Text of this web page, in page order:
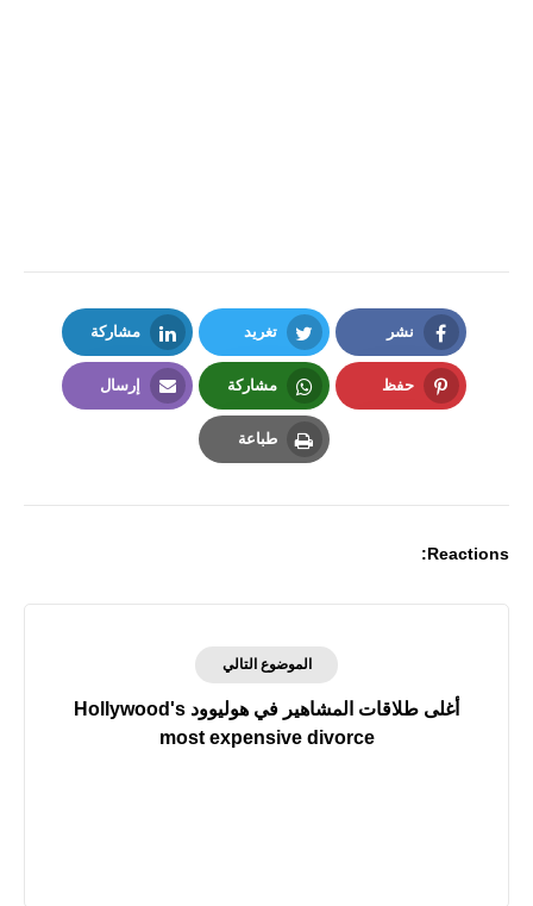
نشر
Facebook
تغريد
Twitter
مشاركة
LinkedIn
حفظ مشاركة
Whatsapp
إرسال
طباعة
Reactions:
الموضوع التالي
أغلى طلاقات المشاهير في هوليوود Hollywood's
most expensive divorce